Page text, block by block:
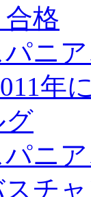
格
パニ
グ
パニ
スチ